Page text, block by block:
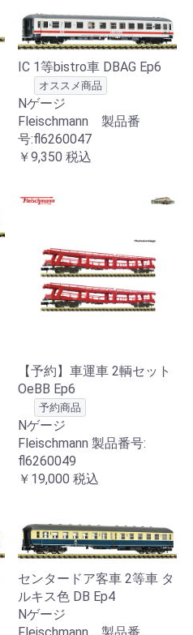
IC 1等bistro車 DBAG Ep6
オススメ商品
Nゲージ
Fleischmann 製品番
号:fl6260047
￥9,350 税込
【予約】車運車 2輌セット
OeBB Ep6
予約商品
Nゲージ
Fleischmann 製品番号:
fl6260049
￥19,000 税込
センタードア客車 2等車 タ
ルキス色 DB Ep4
Nゲージ